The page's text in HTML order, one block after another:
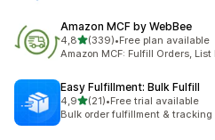
Amazon MCF by WebBee
4,8de 5 estrelas
(339)
339 total de avaliações
•Free plan available
Amazon MCF: Fulfill Orders,
Easy Fulfillment: Bulk Fulfill
4,9de 5 estrelas
(21)
21 total de avaliações
•Free trial available
Bulk order fulfillment &